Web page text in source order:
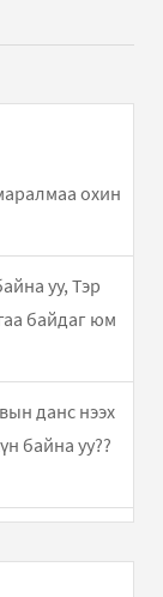
охин
уу, Тэр
байдаг юм
данс нээх
байна уу??